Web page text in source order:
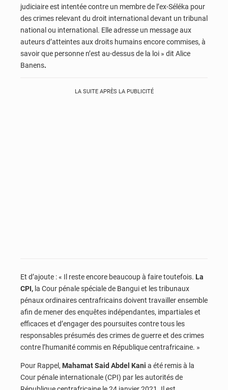
judiciaire est intentée contre un membre de l’ex-Séléka pour
des crimes relevant du droit international devant un tribunal
national ou international. Elle adresse un message aux
auteurs d’atteintes aux droits humains encore commises, à
savoir que personne n’est au-dessus de la loi » dit Alice
Banens.
LA SUITE APRÈS LA PUBLICITÉ
Et d’ajoute : « Il reste encore beaucoup à faire toutefois. La
CPI, la Cour pénale spéciale de Bangui et les tribunaux
pénaux ordinaires centrafricains doivent travailler ensemble
afin de mener des enquêtes indépendantes, impartiales et
efficaces et d’engager des poursuites contre tous les
responsables présumés des crimes de guerre et des crimes
contre l’humanité commis en République centrafricaine. »
Pour Rappel, Mahamat Said Abdel Kani a été remis à la
Cour pénale internationale (CPI) par les autorités de